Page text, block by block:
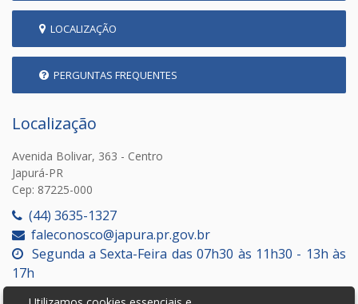
LOCALIZAÇÃO
PERGUNTAS FREQUENTES
Localização
Avenida Bolivar, 363 - Centro
Japurá-PR
Cep: 87225-000
(44) 3635-1327
faleconosco@japura.pr.gov.br
Segunda a Sexta-Feira das 07h30 às 11h30 - 13h às
17h